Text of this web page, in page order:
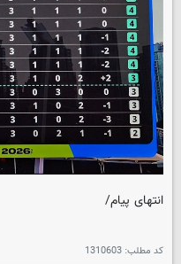
انتهای پیام/
کد مطلب: 1310603